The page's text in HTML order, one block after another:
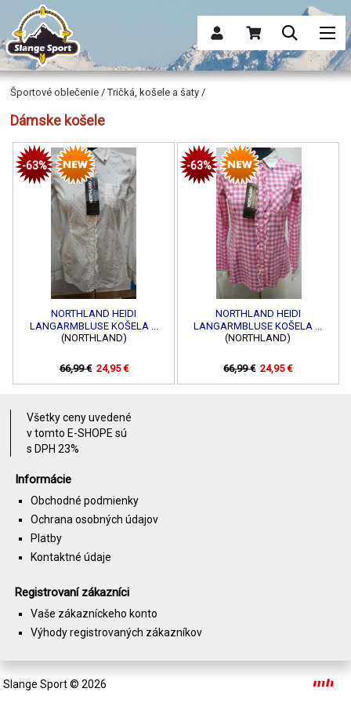
Športové oblečenie / Tričká, košele a šaty /
Dámske košele
-63%
NORTHLAND HEIDI
LANGARMBLUSE KOŠELA ...
(NORTHLAND)
66,99 € 24,95 €
-63%
NORTHLAND HEIDI
LANGARMBLUSE KOŠELA ...
(NORTHLAND)
66,99 € 24,95 €
Všetky ceny uvedené
v tomto E-SHOPE sú
s DPH 23%
Informácie
Obchodné podmienky
Ochrana osobných údajov
Platby
Kontaktné údaje
Registrovaní zákazníci
Vaše zákazníckeho konto
Výhody registrovaných zákazníkov
Slange Sport© 2026